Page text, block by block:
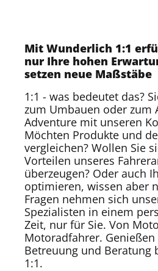
Mit Wunderlich 1:1
nur Ihre hohen
setzen neue Maßstäbe
1:1 - was bedeutet das?
zum Umbauen oder zum
Adventure mit unseren
Möchten Produkte und
vergleichen? Wollen Sie
Vorteilen unseres
überzeugen? Oder auch
optimieren, wissen aber
Fragen nehmen sich
Spezialisten in einem
Zeit, nur für Sie. Von
Motoradfahrer.
Betreuung und Beratung
1:1.